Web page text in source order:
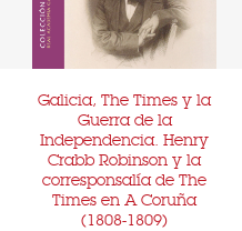
Galicia, The Times y la
Guerra de la
Independencia. Henry
Crabb Robinson y la
corresponsalía de The
Times en A Coruña
(1808-1809)